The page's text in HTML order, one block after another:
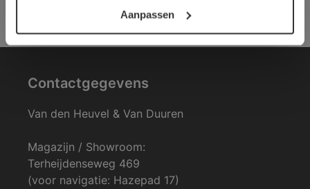
Aanpassen
Contactgegevens
Van den Heuvel & Van Duuren
Magazijn / Showroom:
Terheijdenseweg 469
(voor navigatie: Hazepad 17)